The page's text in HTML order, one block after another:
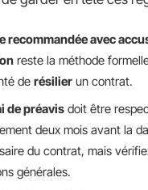
recommandée avec
reste la méthode
de résilier un contrat.
de préavis doit être
deux mois avant la
du contrat, mais
générales.